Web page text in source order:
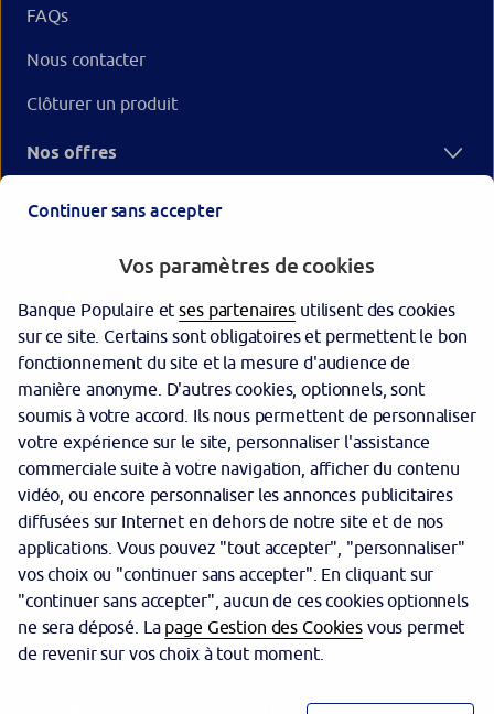
FAQs
Nous contacter
Clôturer un produit
Nos offres
Garantie des dépôts
Protection des données personnelles
Politique cookies
Sécurité
Tarifs
Mentions légales
Réglementation
Accessibilité (partiellement conforme)
Continuer sans accepter
Vos paramètres de cookies
Banque Populaire etses partenaires utilisent des cookies
sur ce site. Certains sont obligatoires et permettent le bon
fonctionnement du site et la mesure d'audience de
manière anonyme. D'autres cookies, optionnels, sont
soumis à votre accord. Ils nous permettent de personnaliser
votre expérience sur le site, personnaliser l'assistance
commerciale suite à votre navigation, afficher du contenu
vidéo, ou encore personnaliser les annonces publicitaires
diffusées sur Internet en dehors de notre site et de nos
applications. Vous pouvez "tout accepter", "personnaliser"
vos choix ou "continuer sans accepter". En cliquant sur
"continuer sans accepter", aucun de ces cookies optionnels
ne sera déposé. La page Gestion des Cookiesvous permet
de revenir sur vos choix à tout moment.